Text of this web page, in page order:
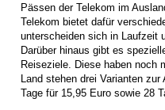
Pässen der Telekom im
Telekom bietet dafür
unterscheiden sich in Laufzeit
Darüber hinaus gibt es
Reiseziele. Diese haben noch
Land stehen drei Varianten
Tage für 15,95 Euro sowie 28